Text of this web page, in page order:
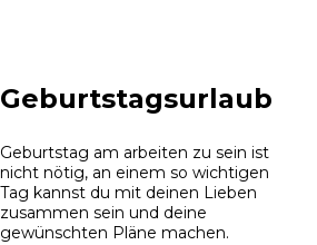
Geburtstagsurlaub
Geburtstag am arbeiten zu sein ist
nicht nötig, an einem so wichtigen
Tag kannst du mit deinen Lieben
zusammen sein und deine
gewünschten Pläne machen.